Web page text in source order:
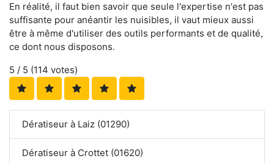
En réalité, il faut bien savoir que seule l'expertise n'est pas
suffisante pour anéantir les nuisibles, il vaut mieux aussi
être à même d'utiliser des outils performants et de qualité,
ce dont nous disposons.
5 / 5 (114 votes)
Dératiseur à Laiz (01290)
Dératiseur à Crottet (01620)